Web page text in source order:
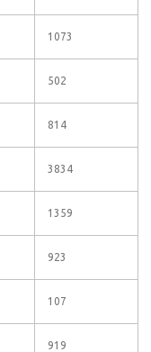
1073
502
814
3834
1359
923
107
919